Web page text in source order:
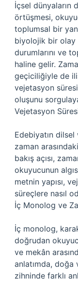
İçsel dünyaların
örtüşmesi,
toplumsal bir
biyolojik bir olay
durumlarını ve
haline gelir.
geçiciliğiyle de
vejetasyon
oluşunu
Vejetasyon
Edebiyatın
zaman
bakış açısı,
okuyucunun
metnin yapısı,
süreçlere nasıl
İç Monolog ve
İç monolog,
doğrudan
ve mekân
anlatımda,
zihninde farklı